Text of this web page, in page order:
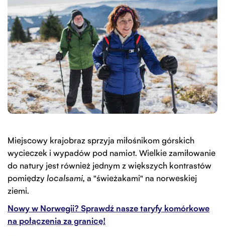
Miejscowy krajobraz sprzyja miłośnikom górskich
wycieczek i wypadów pod namiot. Wielkie zamiłowanie
do natury jest również jednym z większych kontrastów
pomiędzy localsami, a "świeżakami" na norweskiej
ziemi.
Nowy w Norwegii? Sprawdź nasze taryfy komórkowe
na połączenia za granicę!